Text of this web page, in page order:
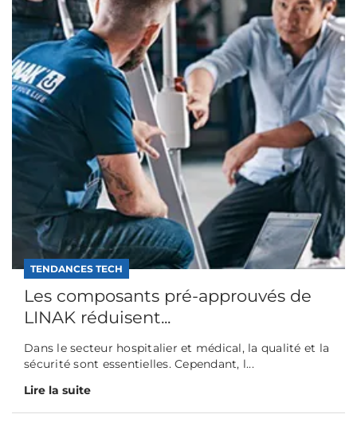
TENDANCES TECH
Les composants pré-approuvés de
LINAK réduisent...
Dans le secteur hospitalier et médical, la qualité et la
sécurité sont essentielles. Cependant, l...
Lire la suite